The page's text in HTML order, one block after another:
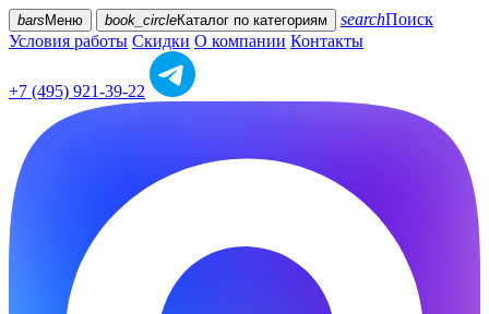
bars Меню book_circleКаталог по категориям searchПоиск
Условия работы Скидки О компании Контакты
+7 (495) 921-39-22